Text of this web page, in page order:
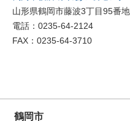
山形県鶴岡市藤波3丁目95番
電話：0235-64-2124
FAX：0235-64-3710
鶴岡市